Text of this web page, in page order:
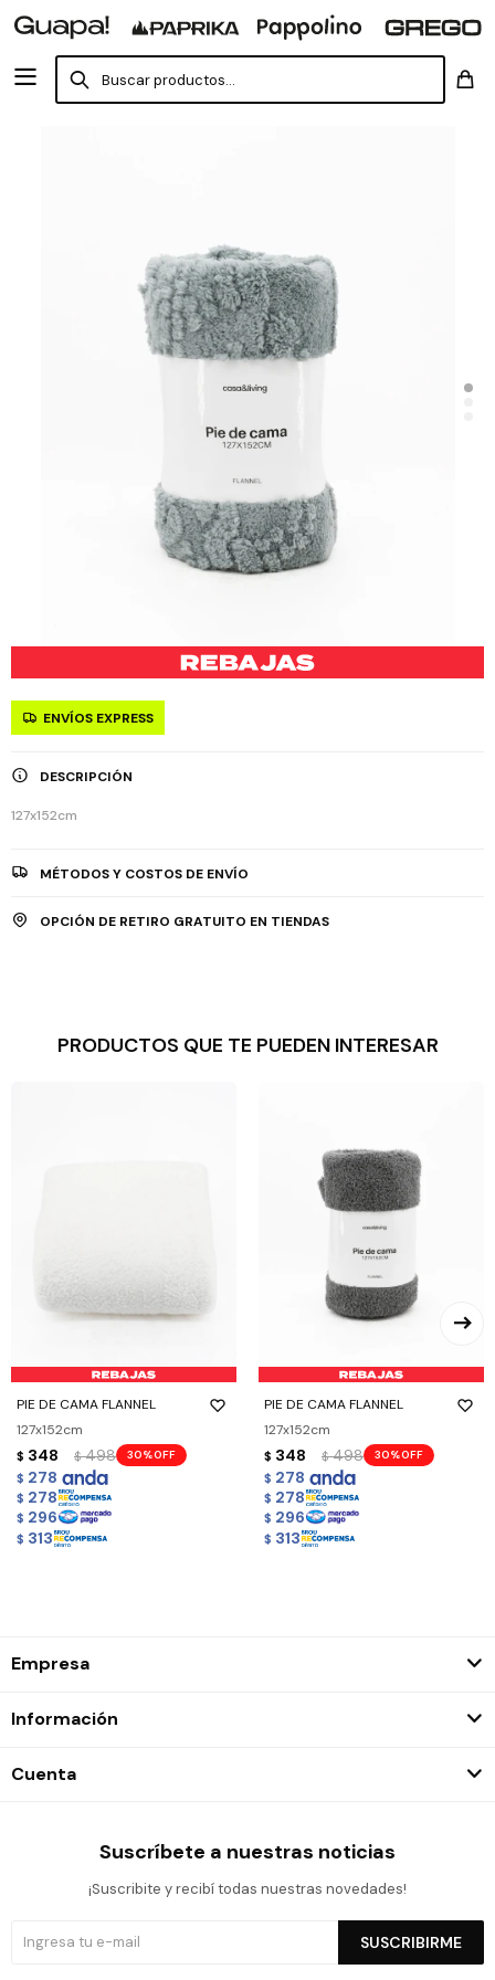
ENVÍOS EXPRESS
DESCRIPCIÓN
127x152cm
MÉTODOS Y COSTOS DE ENVÍO
OPCIÓN DE RETIRO GRATUITO EN TIENDAS
PRODUCTOS QUE TE PUEDEN INTERESAR
PIE DE CAMA FLANNEL
127x152cm
$ 348 $ 498 30
$ 278
$ 278
$ 296
$ 313
PIE DE CAMA FLANNEL
127x152cm
$ 348 $ 498 30
$ 278
$ 278
$ 296
$ 313
Empresa
Información
Cuenta
Suscríbete a nuestras noticias
¡Suscribite y recibí todas nuestras novedades!
SUSCRIBIRME